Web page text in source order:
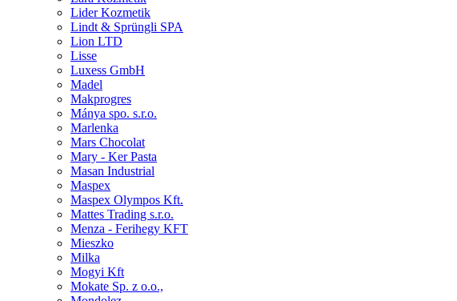
Lider Kozmetik
Lindt & Sprüngli SPA
Lion LTD
Lisse
Luxess GmbH
Madel
Makprogres
Mánya spo. s.r.o.
Marlenka
Mars Chocolat
Mary - Ker Pasta
Masan Industrial
Maspex
Maspex Olympos Kft.
Mattes Trading s.r.o.
Menza - Ferihegy KFT
Mieszko
Milka
Mogyi Kft
Mokate Sp. z o.o.,